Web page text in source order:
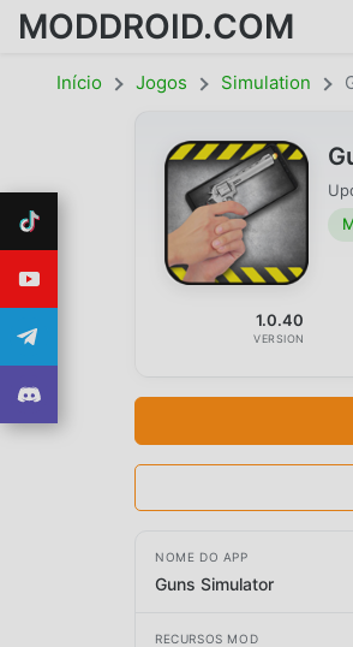
MODDROID.COM
Início Jogos Simulation
1.0.40
VERSION
NOME DO APP
Guns Simulator
RECURSOS MOD